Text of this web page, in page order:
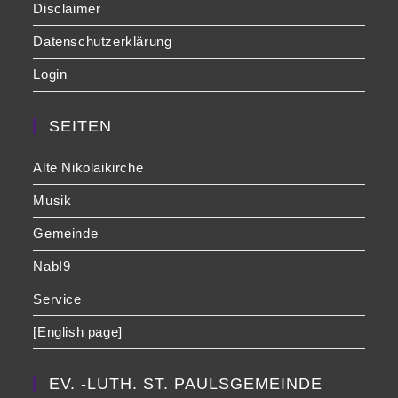
Disclaimer
Datenschutzerklärung
Login
SEITEN
Alte Nikolaikirche
Musik
Gemeinde
NabI9
Service
[English page]
EV. -LUTH. ST. PAULSGEMEINDE